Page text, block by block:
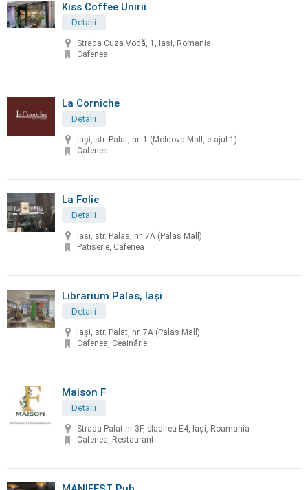
Kiss Coffee Unirii
Detalii
Strada Cuza Vodă, 1, Iași, Romania
Cafenea
La Corniche
Detalii
Iași, str. Palat, nr. 1 (Moldova Mall, etajul 1)
Cafenea
La Folie
Detalii
Iasi, str. Palas, nr. 7A (Palas Mall)
Patiserie, Cafenea
Librarium Palas, Iaşi
Detalii
Iaşi, str. Palat, nr. 7A (Palas Mall)
Cafenea, Ceainărie
Maison F
Detalii
Strada Palat nr 3F, cladirea E4, Iași, Roamania
Cafenea, Restaurant